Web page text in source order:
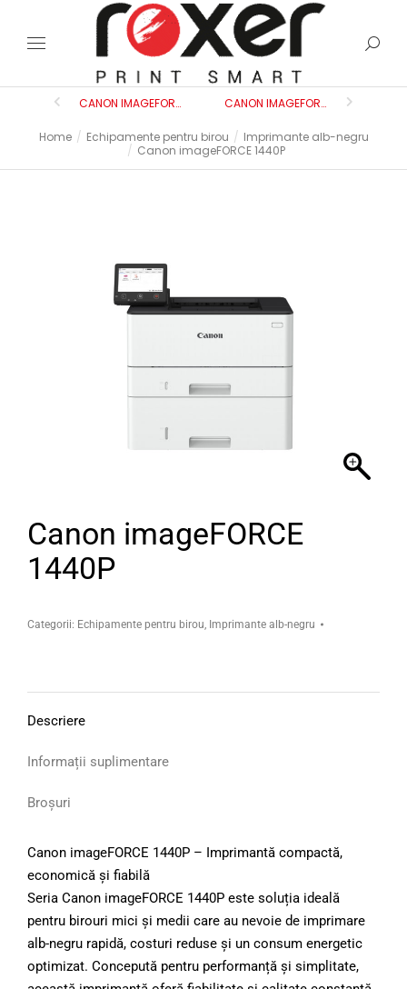
You are here:
Home Echipamente pentru birou
Imprimante alb-negru
Canon imageFORCE 1440P
CANON IMAGEFORCE C7165 CANON IMAGEFORCE 8195
Canon imageFORCE
1440P
Categorii: Echipamente pentru birou, Imprimante alb-negru
Descriere
Informații suplimentare
Broșuri
Canon imageFORCE 1440P – Imprimantă compactă,
economică și fiabilă
Seria Canon imageFORCE 1440P este soluția ideală
pentru birouri mici și medii care au nevoie de imprimare
alb-negru rapidă, costuri reduse și un consum energetic
optimizat. Concepută pentru performanță și simplitate,